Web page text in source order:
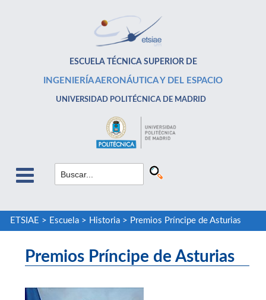
ESCUELA TÉCNICA SUPERIOR DE
INGENIERÍA AERONÁUTICA Y DEL ESPACIO
UNIVERSIDAD POLITÉCNICA DE MADRID
ETSIAE > Escuela> Historia> Premios Príncipe de Asturias
Premios Príncipe de Asturias